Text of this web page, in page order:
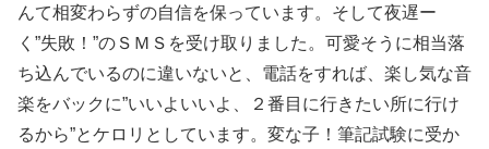
んて相変わらずの自信を保っています。そして夜遅ー
く”失敗！”のＳＭＳを受け取りました。可愛そうに相当落
ち込んでいるのに違いないと、電話をすれば、楽し気な音
楽をバックに”いいよいいよ、２番目に行きたい所に行け
るから”とケロリとしています。変な子！筆記試験に受か